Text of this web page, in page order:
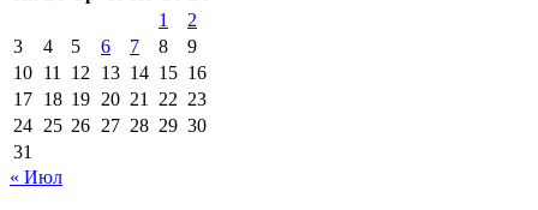
1
2
3
4 5 6 7 8
9
10 11 12 13 14 15 16
17 18 19 20 21 22 23
24 25 26 27 28 29 30
31
« Июл